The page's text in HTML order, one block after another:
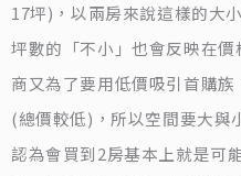
17坪)，以兩房來說這樣的大
坪數的「不小」也會反映在
商又為了要用低價吸引首購
(總價較低)，所以空間要大與
認為會買到2房基本上就是可